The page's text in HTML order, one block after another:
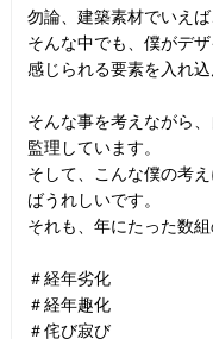
勿論、建築素材でいえ
そんな中でも、僕がデ
感じられる要素を入れ
そんな事を考えながら
監理しています。
そして、こんな僕の考
ばうれしいです。
それも、年にたった数
＃経年劣化
＃経年趣化
＃侘び寂び